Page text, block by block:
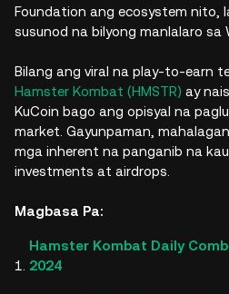
Foundation ang ecosystem nito,
susunod na bilyong manlalaro sa
Bilang ang viral na play-to-earn
Hamster Kombat (HMSTR) ay
KuCoin bago ang opisyal na
market. Gayunpaman,
mga inherent na panganib na
investments at airdrops.
Magbasa Pa:
Hamster Kombat Daily
2024